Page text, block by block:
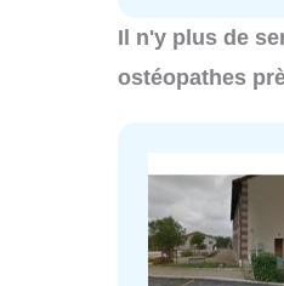
Il n'y plus de
ostéopathes